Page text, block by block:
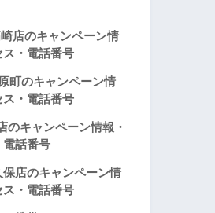
店のキャンペーン情
・電話番号
町のキャンペーン情
・電話番号
キャンペーン情報・
電話番号
店のキャンペーン情
・電話番号